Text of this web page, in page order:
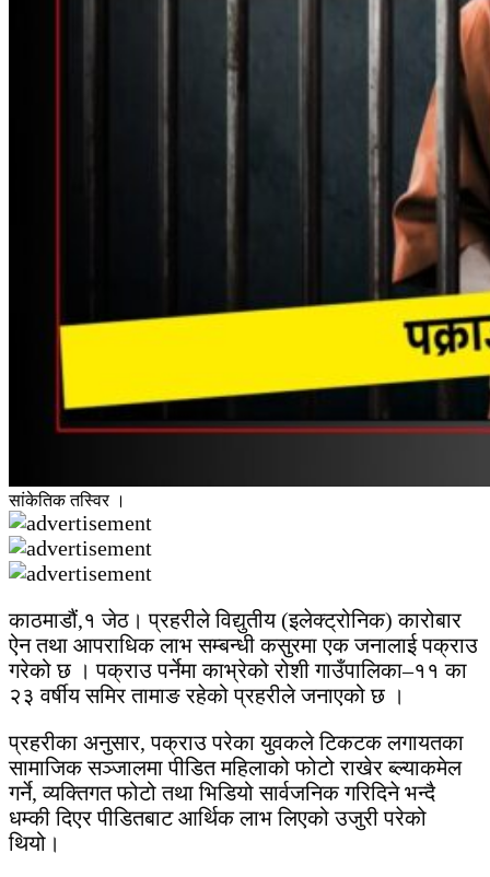
सांकेतिक तस्विर ।
काठमाडौं,१ जेठ। प्रहरीले विद्युतीय (इलेक्ट्रोनिक) कारोबार
ऐन तथा आपराधिक लाभ सम्बन्धी कसुरमा एक जनालाई पक्राउ
गरेको छ । पक्राउ पर्नेमा काभ्रेको रोशी गाउँपालिका–११ का
२३ वर्षीय समिर तामाङ रहेको प्रहरीले जनाएको छ ।
प्रहरीका अनुसार, पक्राउ परेका युवकले टिकटक लगायतका
सामाजिक सञ्जालमा पीडित महिलाको फोटो राखेर ब्ल्याकमेल
गर्ने, व्यक्तिगत फोटो तथा भिडियो सार्वजनिक गरिदिने भन्दै
धम्की दिएर पीडितबाट आर्थिक लाभ लिएको उजुरी परेको
थियो।